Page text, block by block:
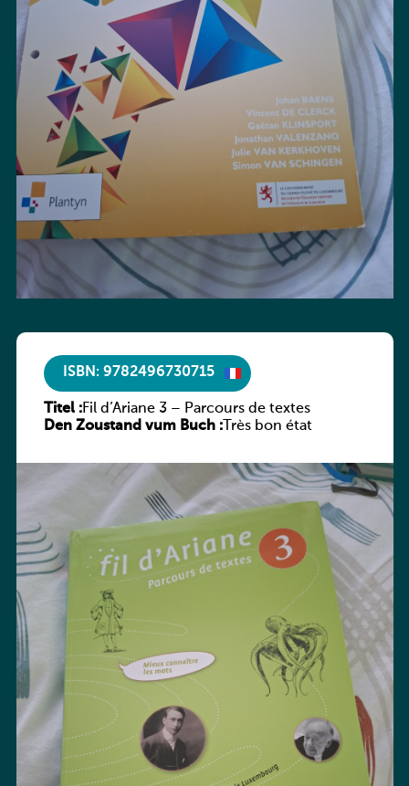
ISBN: 9782496730715
Titel :Fil d’Ariane 3 – Parcours de textes
Den Zoustand vum Buch :Très bon état